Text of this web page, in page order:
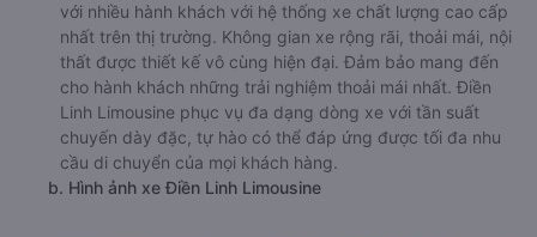
với nhiều hành khách với hệ thống xe chất lượng cao cấp
nhất trên thị trường. Không gian xe rộng rãi, thoải mái, nội
thất được thiết kế vô cùng hiện đại. Đảm bảo mang đến
cho hành khách những trải nghiệm thoải mái nhất. Điền
Linh Limousine phục vụ đa dạng dòng xe với tần suất
chuyến dày đặc, tự hào có thể đáp ứng được tối đa nhu
cầu di chuyển của mọi khách hàng.
b. Hình ảnh xe Điền Linh Limousine